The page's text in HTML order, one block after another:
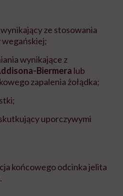
wynikający ze stosowania
wynikające z
Biermera lub
zapalenia żołądka;
uporczywymi
końcowego odcinka jelita